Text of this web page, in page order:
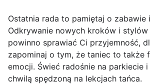
Ostatnia rada to pamiętaj o zabawie
Odkrywanie nowych kroków i
powinno sprawiać Ci przyjemność,
zapominaj o tym, że taniec to także
emocji. Świeć radośnie na parkiecie
chwilą spędzoną na lekcjach tańca.